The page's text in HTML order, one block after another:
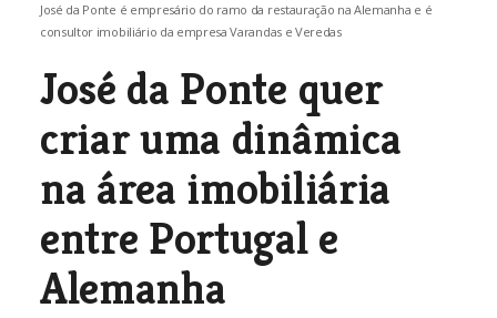
José da Ponte é empresário do ramo da restauração na Alemanha e é
consultor imobiliário da empresa Varandas e Veredas
José da Ponte quer
criar uma dinâmica
na área imobiliária
entre Portugal e
Alemanha